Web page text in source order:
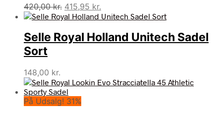
420,00kr. Den
oprindelige
var:
420,00 kr..
415,95 kr.
aktuelle
er:
415,95 kr..
Selle Royal Holland Unitech Sadel
Sort
148,00 kr.
På Udsalg! 31%